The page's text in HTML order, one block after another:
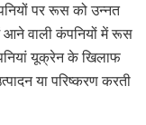
पर रूस को उन्नत
आने वाली कंपनियों में रूस
यूक्रेन के खिलाफ
या परिष्करण करती